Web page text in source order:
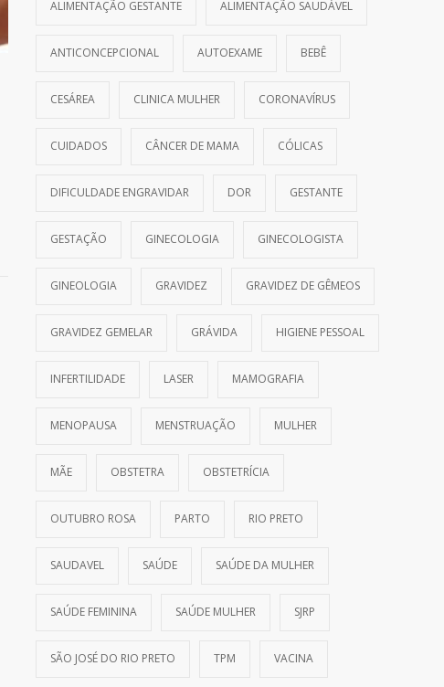
ALIMENTAÇÃO GESTANTE ALIMENTAÇÃO SAUDÁVEL
ANTICONCEPCIONAL AUTOEXAME BEBÊ
CESÁREA CLINICA MULHER CORONAVÍRUS
CUIDADOS CÂNCER DE MAMA CÓLICAS
DIFICULDADE ENGRAVIDAR DOR GESTANTE
GESTAÇÃO GINECOLOGIA GINECOLOGISTA
GINEOLOGIA GRAVIDEZ GRAVIDEZ DE GÊMEOS
GRAVIDEZ GEMELAR GRÁVIDA HIGIENE PESSOAL
INFERTILIDADE LASER MAMOGRAFIA
MENOPAUSA MENSTRUAÇÃO MULHER
MÃE OBSTETRA OBSTETRÍCIA
OUTUBRO ROSA PARTO RIO PRETO
SAUDAVEL SAÚDE SAÚDE DA MULHER
SAÚDE FEMININA SAÚDE MULHER SJRP
SÃO JOSÉ DO RIO PRETO TPM VACINA